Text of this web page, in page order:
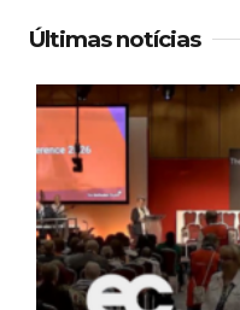
Últimas notícias